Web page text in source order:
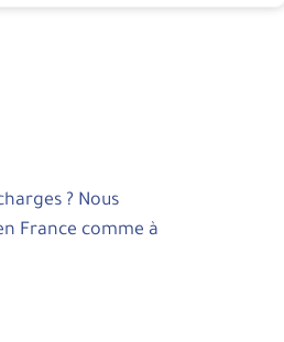
? Nous
France comme à